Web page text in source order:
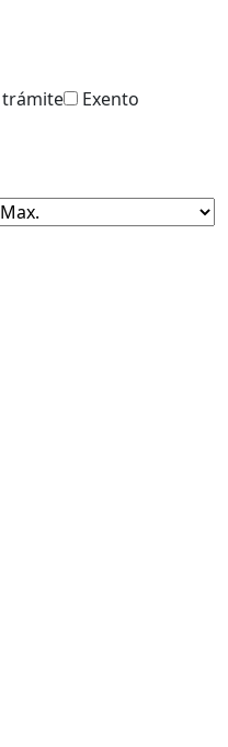
trámite
Exento